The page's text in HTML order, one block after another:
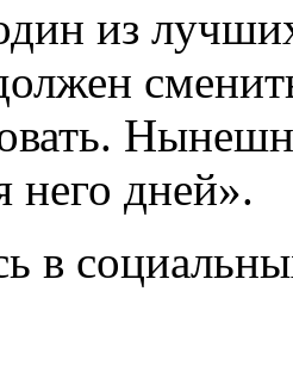
из
него дней».
в